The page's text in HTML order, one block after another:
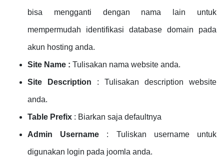
bisa mengganti dengan nama lain untuk
mempermudah identifikasi database domain pada
akun hosting anda.
Site Name : Tulisakan nama website anda.
Site Description : Tulisakan description website
anda.
Table Prefix : Biarkan saja defaultnya
Admin Username : Tuliskan username untuk
digunakan login pada joomla anda.